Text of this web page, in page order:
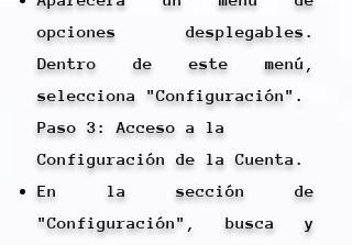
opciones desplegables.
Dentro de este menú,
selecciona "Configuración".
Paso 3: Acceso a la
Configuración de la Cuenta.
En la sección de
"Configuración", busca y